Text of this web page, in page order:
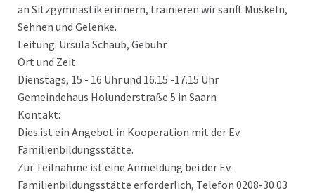
an Sitzgymnastik erinnern, trainieren wir sanft Muskeln,
Sehnen und Gelenke.
Leitung: Ursula Schaub, Gebühr
Ort und Zeit:
Dienstags, 15 - 16 Uhr und 16.15 -17.15 Uhr
Gemeindehaus Holunderstraße 5 in Saarn
Kontakt:
Dies ist ein Angebot in Kooperation mit der Ev.
Familienbildungsstätte.
Zur Teilnahme ist eine Anmeldung bei der Ev.
Familienbildungsstätte erforderlich, Telefon 0208-30 03